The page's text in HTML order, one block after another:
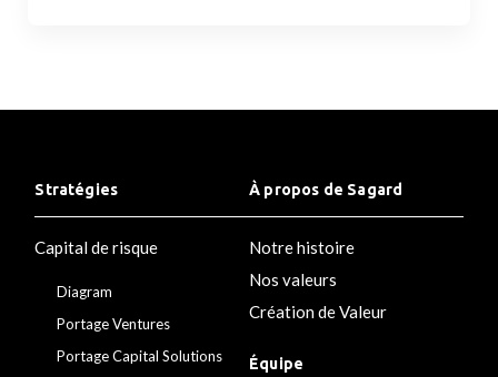
Stratégies
Capital de risque
Diagram
Portage Ventures
Portage Capital Solutions
À propos de Sagard
Notre histoire
Nos valeurs
Création de Valeur
Équipe